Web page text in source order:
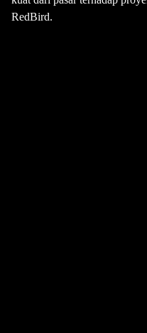
RedBird.